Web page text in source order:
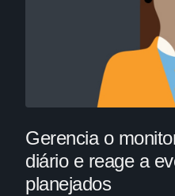
Gerencia o
diário e reage a
planejados